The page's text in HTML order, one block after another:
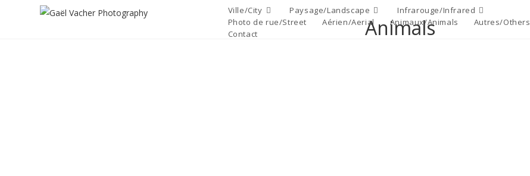
Ville/City Paysage/Landscape
Infrarouge/Infrared
Photo de rue/Street
Aérien/Aerial Animaux/Animals
Autres/Others
Contact
Animals